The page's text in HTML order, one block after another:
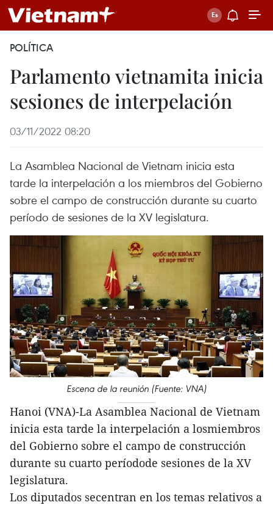
POLÍTICA
Parlamento vietnamita inicia
sesiones de interpelación
03/11/2022 08:20
La Asamblea Nacional de Vietnam inicia esta
tarde la interpelación a los miembros del Gobierno
sobre el campo de construcción durante su cuarto
período de sesiones de la XV legislatura.
Escena de la reunión (Fuente: VNA)
Hanoi (VNA)-La Asamblea Nacional de Vietnam
inicia esta tarde la interpelación a losmiembros
del Gobierno sobre el campo de construcción
durante su cuarto períodode sesiones de la XV
legislatura.
Los diputados secentran en los temas relativos a